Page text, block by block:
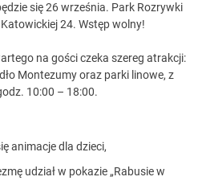
się 26 września. Park Rozrywki
24. Wstęp wolny!
na gości czeka szereg atrakcji:
Montezumy oraz parki linowe, z
10:00 – 18:00.
animacje dla dzieci,
udział w pokazie „Rabusie w